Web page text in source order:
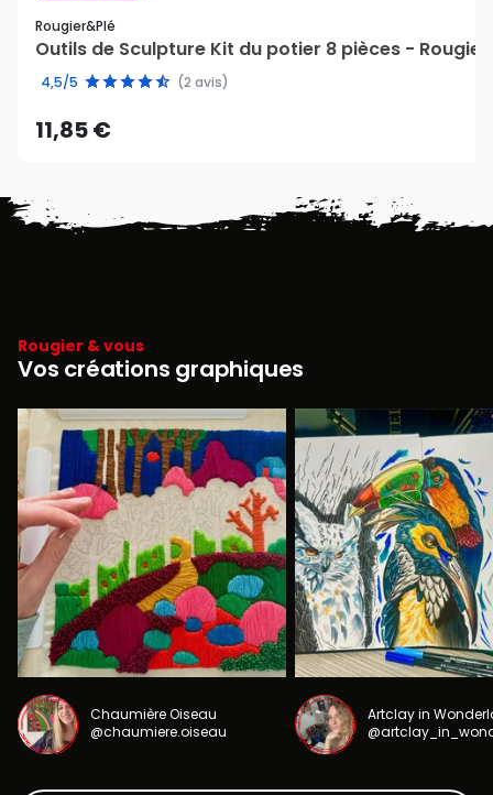
Rougier&plé
Outils de Sculpture Kit du potier 8 pièces -
4,5/5 (2 avis)
11,85 €
Rougier & vous
Vos créations graphiques
Chaumière Oiseau
@chaumiere.oiseau
Artclay in